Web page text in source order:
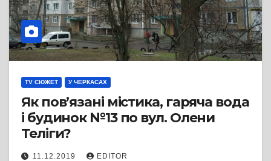
TV СЮЖЕТ У ЧЕРКАСАХ
Як пов’язані містика, гаряча вода
і будинок №13 по вул. Олени
Теліги?
11.12.2019 EDITOR